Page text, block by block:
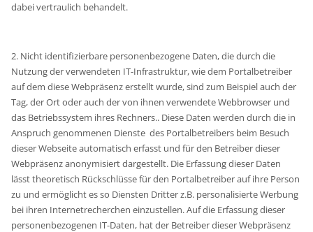
dabei vertraulich behandelt.
2. Nicht identifizierbare personenbezogene Daten, die durch die
Nutzung der verwendeten IT-Infrastruktur, wie dem Portalbetreiber
auf dem diese Webpräsenz erstellt wurde, sind zum Beispiel auch der
Tag, der Ort oder auch der von ihnen verwendete Webbrowser und
das Betriebssystem ihres Rechners.. Diese Daten werden durch die in
Anspruch genommenen Dienste des Portalbetreibers beim Besuch
dieser Webseite automatisch erfasst und für den Betreiber dieser
Webpräsenz anonymisiert dargestellt. Die Erfassung dieser Daten
lässt theoretisch Rückschlüsse für den Portalbetreiber auf ihre Person
zu und ermöglicht es so Diensten Dritter z.B. personalisierte Werbung
bei ihren Internetrecherchen einzustellen. Auf die Erfassung dieser
personenbezogenen IT-Daten, hat der Betreiber dieser Webpräsenz